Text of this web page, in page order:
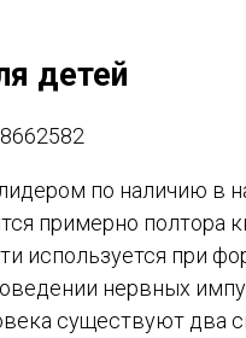
детей
по наличию в
примерно
используется при
нервных
существуют два